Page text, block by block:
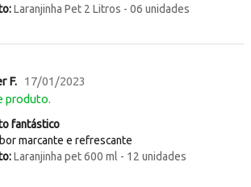
Laranjinha Pet 2 Litros - 06 unidades
F. 17/01/2023
produto.
fantástico
marcante e refrescante
Laranjinha pet 600 ml - 12 unidades